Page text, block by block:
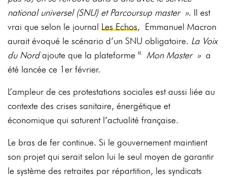
national universel (SNU) et Parcoursup master ». Il est
vrai que selon le journalLes Echos, Emmanuel Macron
aurait évoqué le scénario d’un SNU obligatoire. La Voix
du Nordajoute que la plateforme « Mon Master »a
été lancée ce 1er février.
L’ampleur de ces protestations sociales est aussi liée au
contexte des crises sanitaire, énergétique et
économique qui saturent l’actualité française.
Le bras de fer continue. Si le gouvernement maintient
son projet qui serait selon lui le seul moyen de garantir
le système des retraites par répartition, les syndicats